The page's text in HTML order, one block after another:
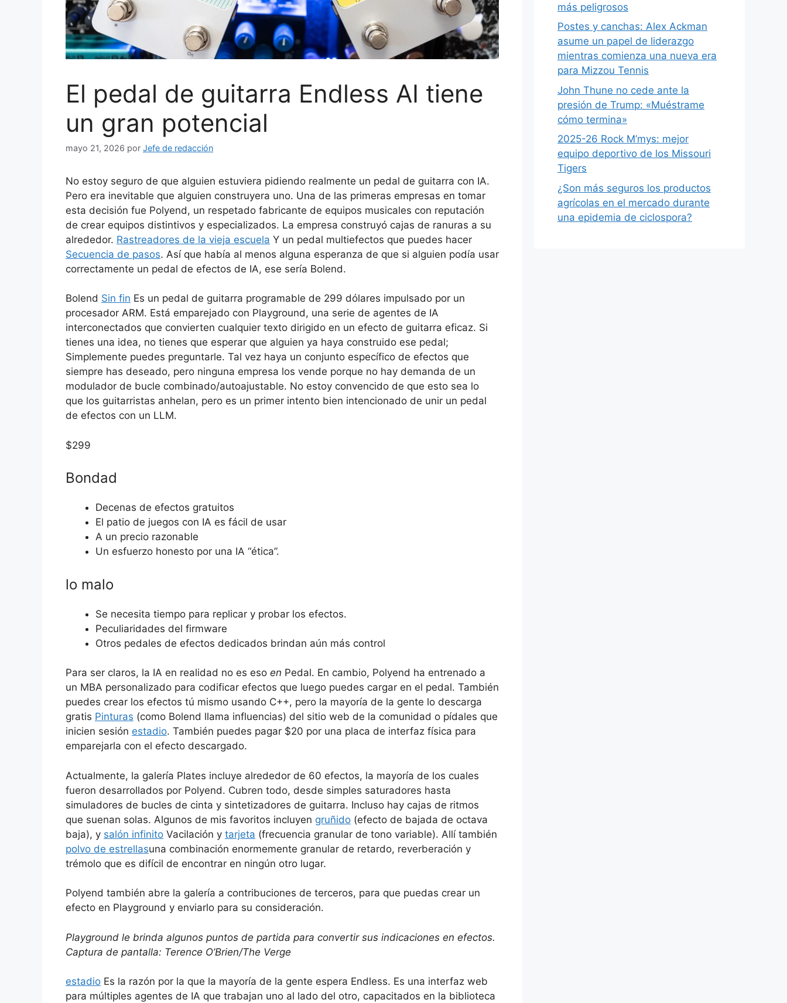
El pedal de guitarra Endless AI tiene
un gran potencial
mayo 21, 2026 por Jefe de redacción
No estoy seguro de que alguien estuviera pidiendo realmente un pedal de guitarra con IA.
Pero era inevitable que alguien construyera uno. Una de las primeras empresas en tomar
esta decisión fue Polyend, un respetado fabricante de equipos musicales con reputación
de crear equipos distintivos y especializados. La empresa construyó cajas de ranuras a su
alrededor. Rastreadores de la vieja escuela Y un pedal multiefectos que puedes hacer
Secuencia de pasos. Así que había al menos alguna esperanza de que si alguien podía usar
correctamente un pedal de efectos de IA, ese sería Bolend.
Bolend Sin fin Es un pedal de guitarra programable de 299 dólares impulsado por un
procesador ARM. Está emparejado con Playground, una serie de agentes de IA
interconectados que convierten cualquier texto dirigido en un efecto de guitarra eficaz. Si
tienes una idea, no tienes que esperar que alguien ya haya construido ese pedal;
Simplemente puedes preguntarle. Tal vez haya un conjunto específico de efectos que
siempre has deseado, pero ninguna empresa los vende porque no hay demanda de un
modulador de bucle combinado/autoajustable. No estoy convencido de que esto sea lo
que los guitarristas anhelan, pero es un primer intento bien intencionado de unir un pedal
de efectos con un LLM.
$299
Bondad
Decenas de efectos gratuitos
El patio de juegos con IA es fácil de usar
A un precio razonable
Un esfuerzo honesto por una IA “ética”.
lo malo
Se necesita tiempo para replicar y probar los efectos.
Peculiaridades del firmware
Otros pedales de efectos dedicados brindan aún más control
Para ser claros, la IA en realidad no es eso en Pedal. En cambio, Polyend ha entrenado a
un MBA personalizado para codificar efectos que luego puedes cargar en el pedal. También
puedes crear los efectos tú mismo usando C++, pero la mayoría de la gente lo descarga
gratis Pinturas (como Bolend llama influencias) del sitio web de la comunidad o pídales que
inicien sesión estadio. También puedes pagar $20 por una placa de interfaz física para
emparejarla con el efecto descargado.
Actualmente, la galería Plates incluye alrededor de 60 efectos, la mayoría de los cuales
fueron desarrollados por Polyend. Cubren todo, desde simples saturadores hasta
simuladores de bucles de cinta y sintetizadores de guitarra. Incluso hay cajas de ritmos
que suenan solas. Algunos de mis favoritos incluyen gruñido (efecto de bajada de octava
baja), y salón infinito Vacilación y tarjeta (frecuencia granular de tono variable). Allí también
polvo de estrellasuna combinación enormemente granular de retardo, reverberación y
trémolo que es difícil de encontrar en ningún otro lugar.
Polyend también abre la galería a contribuciones de terceros, para que puedas crear un
efecto en Playground y enviarlo para su consideración.
Playground le brinda algunos puntos de partida para convertir sus indicaciones en efectos.
Captura de pantalla: Terence O’Brien/The Verge
estadio Es la razón por la que la mayoría de la gente espera Endless. Es una interfaz web
para múltiples agentes de IA que trabajan uno al lado del otro, capacitados en la biblioteca
más peligrosos
Postes y canchas: Alex Ackman
asume un papel de liderazgo
mientras comienza una nueva era
para Mizzou Tennis
John Thune no cede ante la
presión de Trump: «Muéstrame
cómo termina»
2025-26 Rock M’mys: mejor
equipo deportivo de los Missouri
Tigers
¿Son más seguros los productos
agrícolas en el mercado durante
una epidemia de ciclospora?